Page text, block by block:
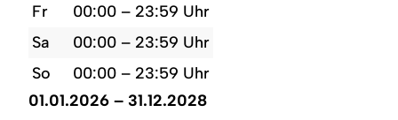
Fr
00:00 – 23:59 Uhr
Sa
00:00 – 23:59 Uhr
So
00:00 – 23:59 Uhr
01.01.2026 – 31.12.2028